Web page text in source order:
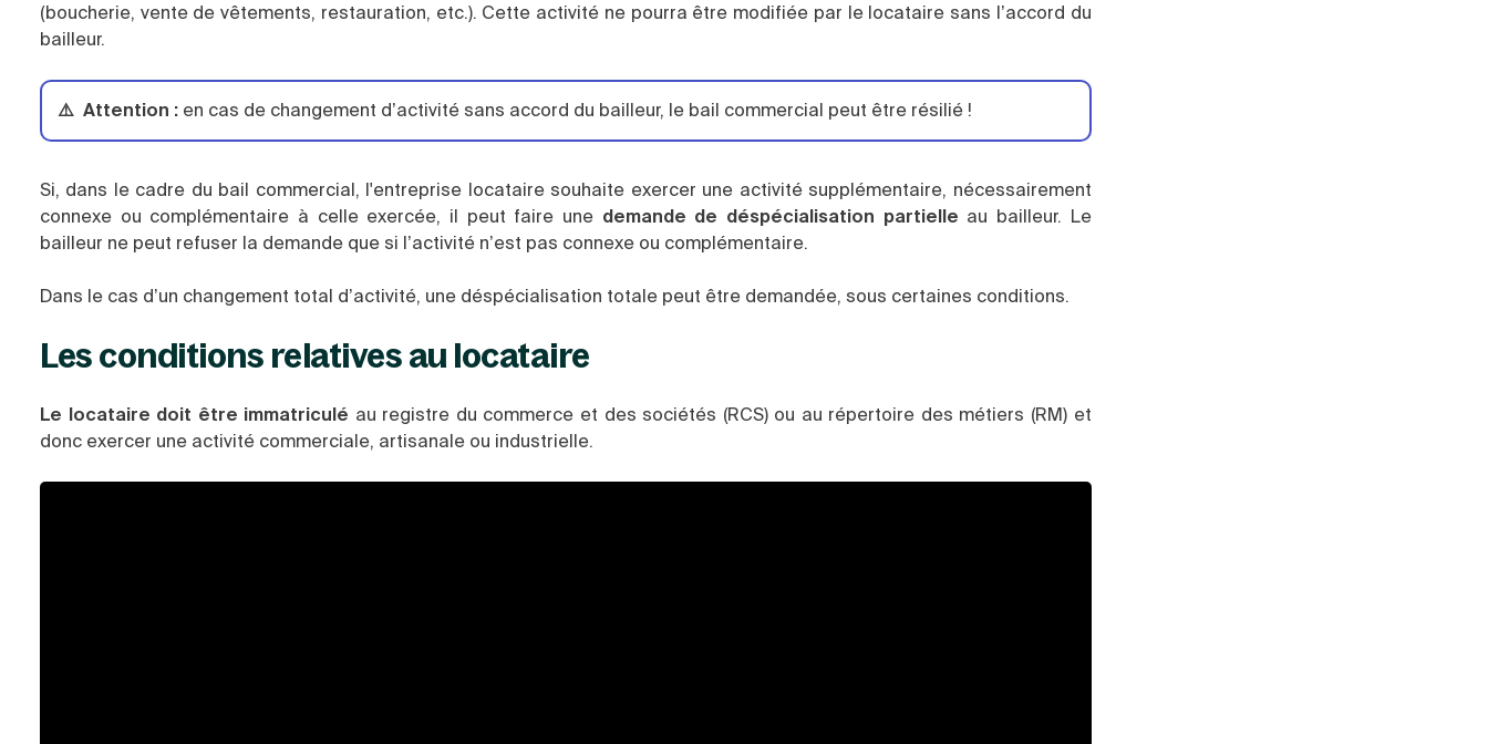
(boucherie, vente de vêtements, restauration, etc.). Cette activité ne pourra être modifiée par le locataire sans l’accord du
bailleur.
⚠️ Attention : en cas de changement d’activité sans accord du bailleur, le bail commercial peut être résilié !
Si, dans le cadre du bail commercial, l'entreprise locataire souhaite exercer une activité supplémentaire, nécessairement
connexe ou complémentaire à celle exercée, il peut faire une demande de déspécialisation partielle au bailleur. Le
bailleur ne peut refuser la demande que si l’activité n’est pas connexe ou complémentaire.
Dans le cas d’un changement total d’activité, une déspécialisation totale peut être demandée, sous certaines conditions.
Les conditions relatives au locataire
Le locataire doit être immatriculé au registre du commerce et des sociétés (RCS) ou au répertoire des métiers (RM) et
donc exercer une activité commerciale, artisanale ou industrielle.